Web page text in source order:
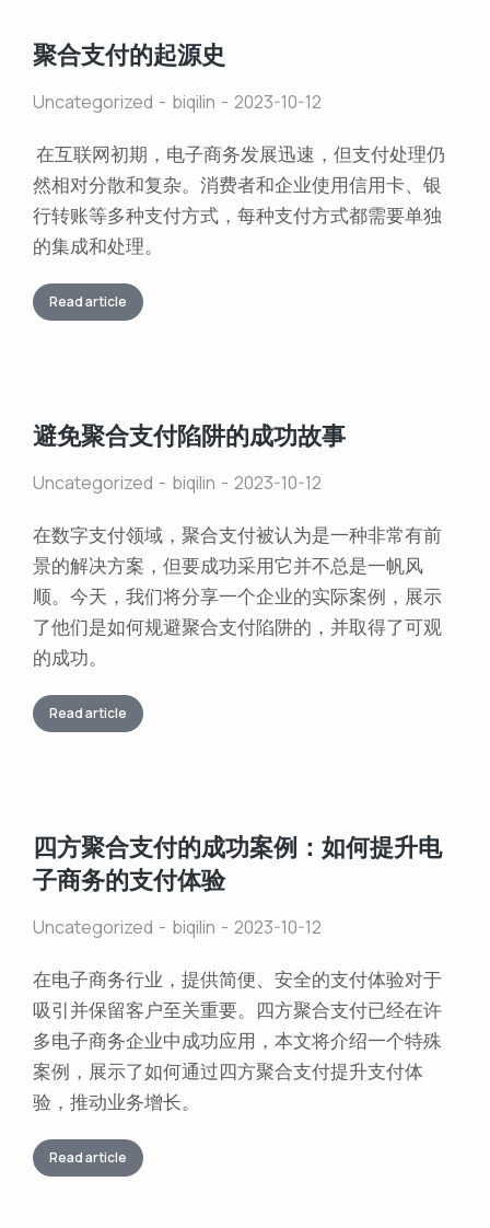
聚合支付的起源史
Uncategorized biqilin 2023-10-12
在互联网初期，电子商务发展迅速，但支付处理仍
然相对分散和复杂。消费者和企业使用信用卡、银
行转账等多种支付方式，每种支付方式都需要单独
的集成和处理。
Read article
避免聚合支付陷阱的成功故事
Uncategorized biqilin 2023-10-12
在数字支付领域，聚合支付被认为是一种非常有前
景的解决方案，但要成功采用它并不总是一帆风
顺。今天，我们将分享一个企业的实际案例，展示
了他们是如何规避聚合支付陷阱的，并取得了可观
的成功。
Read article
四方聚合支付的成功案例：如何提升电
子商务的支付体验
Uncategorized biqilin 2023-10-12
在电子商务行业，提供简便、安全的支付体验对于
吸引并保留客户至关重要。四方聚合支付已经在许
多电子商务企业中成功应用，本文将介绍一个特殊
案例，展示了如何通过四方聚合支付提升支付体
验，推动业务增长。
Read article